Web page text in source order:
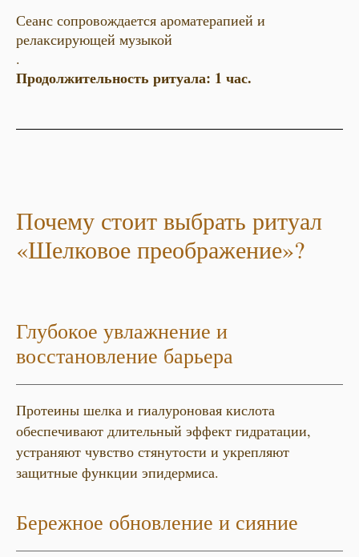
Сеанс сопровождается ароматерапией и
релаксирующей музыкой
.
Продолжительность ритуала: 1 час.
Почему стоит выбрать ритуал
«Шелковое преображение»?
Глубокое увлажнение и
восстановление барьера
Протеины шелка и гиалуроновая кислота
обеспечивают длительный эффект гидратации,
устраняют чувство стянутости и укрепляют
защитные функции эпидермиса.
Бережное обновление и сияние